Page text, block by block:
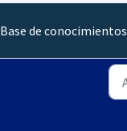
Base de conocimientos